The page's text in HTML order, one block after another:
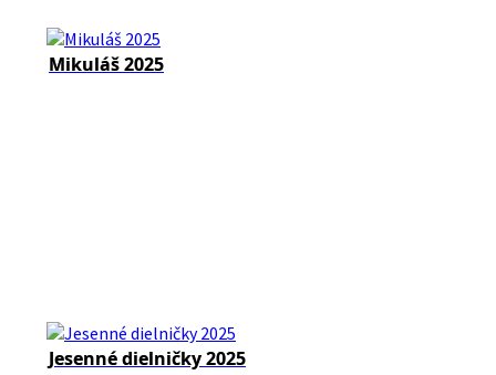
Mikuláš 2025
Jesenné dielničky 2025